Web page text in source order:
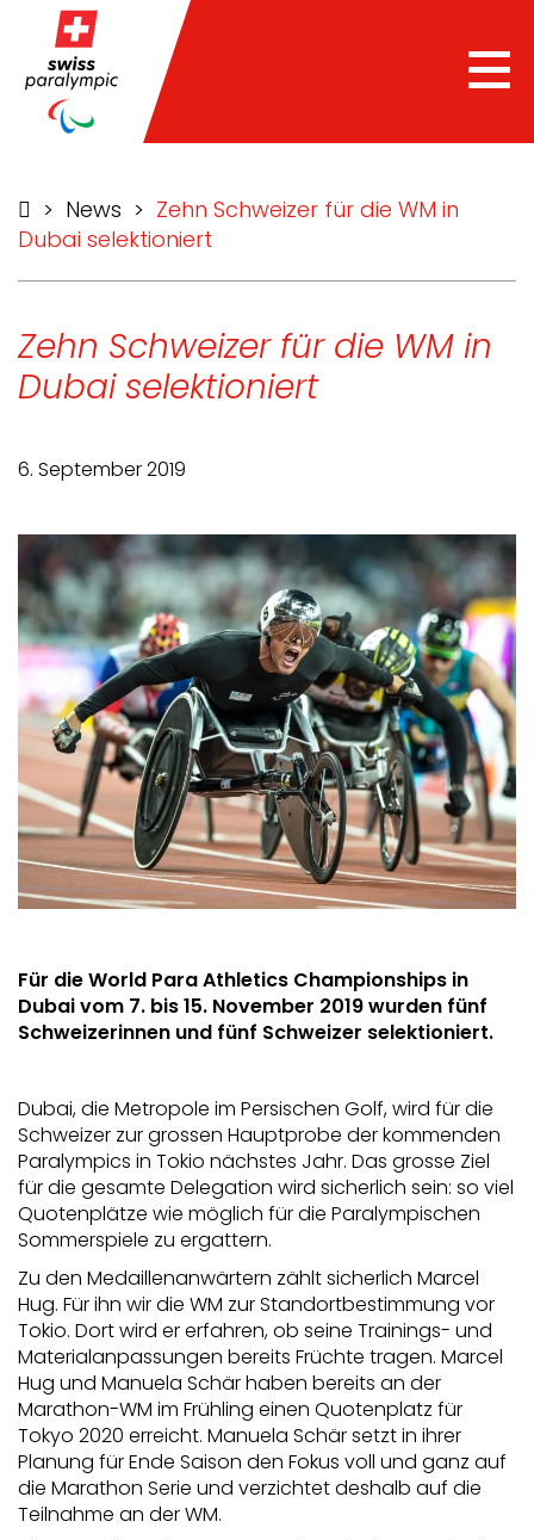
> News >
Zehn Schweizer für die WM in
Dubai selektioniert
Zehn Schweizer für die WM in
Dubai selektioniert
6. September 2019
Für die World Para Athletics Championships in
Dubai vom 7. bis 15. November 2019 wurden fünf
Schweizerinnen und fünf Schweizer selektioniert.
Dubai, die Metropole im Persischen Golf, wird für die
Schweizer zur grossen Hauptprobe der kommenden
Paralympics in Tokio nächstes Jahr. Das grosse Ziel
für die gesamte Delegation wird sicherlich sein: so viel
Quotenplätze wie möglich für die Paralympischen
Sommerspiele zu ergattern.
Zu den Medaillenanwärtern zählt sicherlich Marcel
Hug. Für ihn wir die WM zur Standortbestimmung vor
Tokio. Dort wird er erfahren, ob seine Trainings- und
Materialanpassungen bereits Früchte tragen. Marcel
Hug und Manuela Schär haben bereits an der
Marathon-WM im Frühling einen Quotenplatz für
Tokyo 2020 erreicht. Manuela Schär setzt in ihrer
Planung für Ende Saison den Fokus voll und ganz auf
die Marathon Serie und verzichtet deshalb auf die
Teilnahme an der WM.